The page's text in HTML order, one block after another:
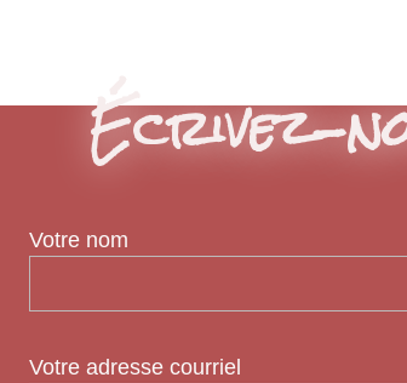
Écrivez-
Votre nom
Votre adresse courriel